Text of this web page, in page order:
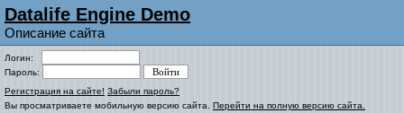
Datalife Engine Demo
Описание сайта
Логин:
Пароль:
Регистрация на сайте! Забыли пароль?
Вы просматриваете мобильную версию сайта. Перейти на полную версию сайта.